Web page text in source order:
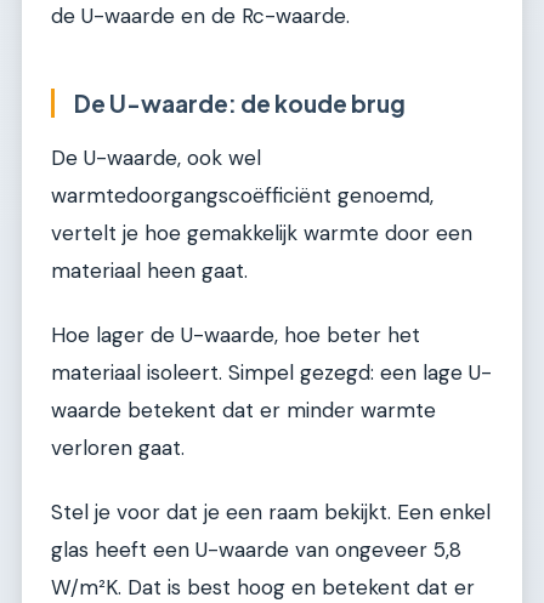
de U-waarde en de Rc-waarde.
De U-waarde: de koude brug
De U-waarde, ook wel
warmtedoorgangscoëfficiënt genoemd,
vertelt je hoe gemakkelijk warmte door een
materiaal heen gaat.
Hoe lager de U-waarde, hoe beter het
materiaal isoleert. Simpel gezegd: een lage U-
waarde betekent dat er minder warmte
verloren gaat.
Stel je voor dat je een raam bekijkt. Een enkel
glas heeft een U-waarde van ongeveer 5,8
W/m²K. Dat is best hoog en betekent dat er